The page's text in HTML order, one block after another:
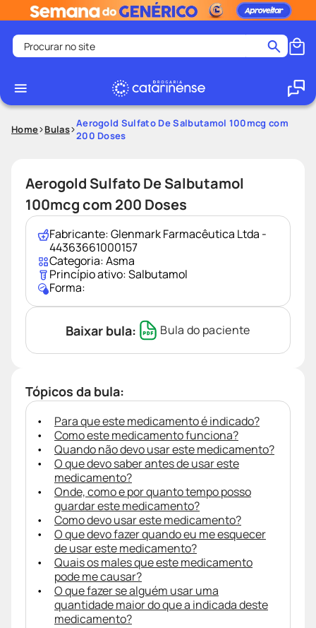
Procurar no site
1
medley
protetor solar facial
5º
tadalafila
6º
lenço umedecido
ozivy
protetor solar
fralda pampers
10
Home Bulas Aerogold Sulfato De Salbutamol 100mcg com
200 Doses
Aerogold Sulfato De Salbutamol
100mcg com 200 Doses
Fabricante:Glenmark Farmacêutica Ltda -
44363661000157
Categoria:Asma
Princípio ativo:Salbutamol
Forma:
Baixar bula: Bula do paciente
Tópicos da bula:
Para que este medicamento é indicado?
Como este medicamento funciona?
Quando não devo usar este medicamento?
O que devo saber antes de usar este
medicamento?
Onde, como e por quanto tempo posso
guardar este medicamento?
Como devo usar este medicamento?
O que devo fazer quando eu me esquecer
de usar este medicamento?
Quais os males que este medicamento
pode me causar?
O que fazer se alguém usar uma
quantidade maior do que a indicada deste
medicamento?